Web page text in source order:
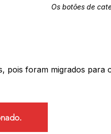
Os botões de
pois foram migrados para